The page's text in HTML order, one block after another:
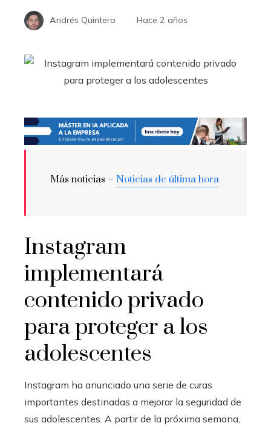
Andrés Quintero Hace 2 años
Más noticias – Noticias de última hora
Instagram
implementará
contenido privado
para proteger a los
adolescentes
Instagram ha anunciado una serie de curas
importantes destinadas a mejorar la seguridad de
sus adolescentes. A partir de la próxima semana,